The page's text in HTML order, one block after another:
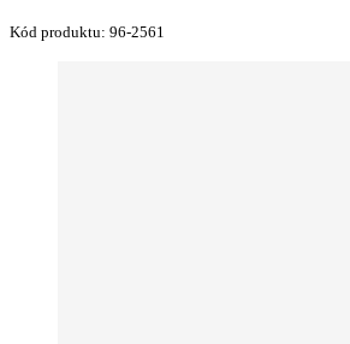
Kód produktu: 96-2561